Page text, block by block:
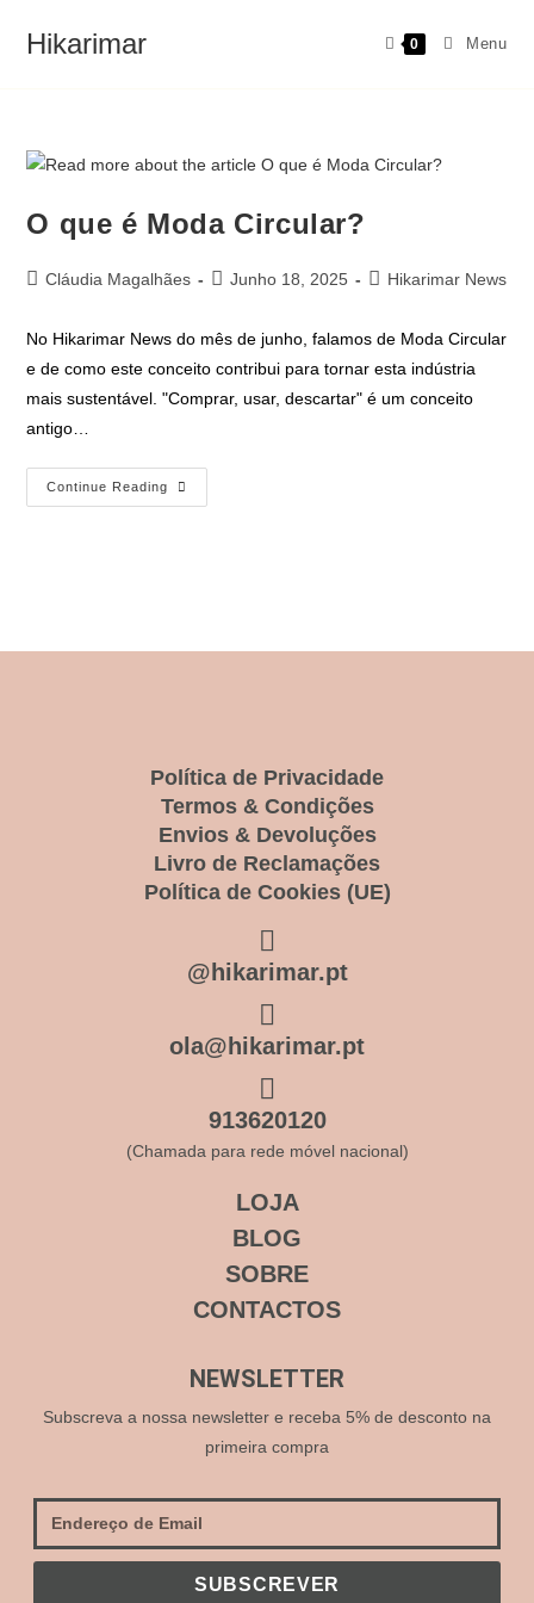
Hikarimar 0 Menu
O que é Moda Circular?
Cláudia Magalhães Junho 18, 2025 Hikarimar News
No Hikarimar News do mês de junho, falamos de Moda Circular
e de como este conceito contribui para tornar esta indústria
mais sustentável. "Comprar, usar, descartar" é um conceito
antigo…
Continue Reading
Política de Privacidade
Termos & Condições
Envios & Devoluções
Livro de Reclamações
Política de Cookies (UE)
@hikarimar.pt
ola@hikarimar.pt
913620120
(Chamada para rede móvel nacional)
LOJA
BLOG
SOBRE
CONTACTOS
NEWSLETTER
Subscreva a nossa newsletter e receba 5% de desconto na
primeira compra
SUBSCREVER